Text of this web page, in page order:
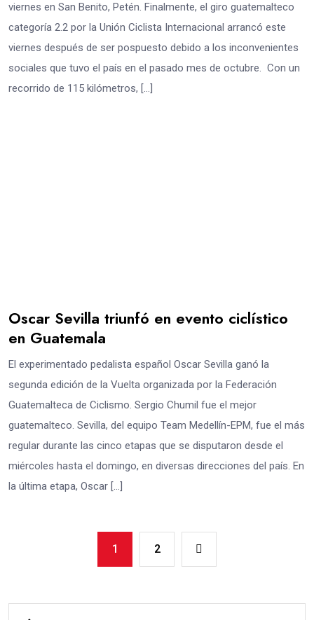
viernes en San Benito, Petén. Finalmente, el giro guatemalteco
categoría 2.2 por la Unión Ciclista Internacional arrancó este
viernes después de ser pospuesto debido a los inconvenientes
sociales que tuvo el país en el pasado mes de octubre. Con un
recorrido de 115 kilómetros, […]
Oscar Sevilla triunfó en evento ciclístico
en Guatemala
El experimentado pedalista español Oscar Sevilla ganó la
segunda edición de la Vuelta organizada por la Federación
Guatemalteca de Ciclismo. Sergio Chumil fue el mejor
guatemalteco. Sevilla, del equipo Team Medellín-EPM, fue el más
regular durante las cinco etapas que se disputaron desde el
miércoles hasta el domingo, en diversas direcciones del país. En
la última etapa, Oscar […]
1 2